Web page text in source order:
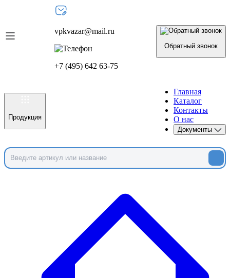
vpkvazar@mail.ru
+7 (495) 642 63-75
Обратный звонок
Продукция
Главная
Каталог
Контакты
О нас
Документы